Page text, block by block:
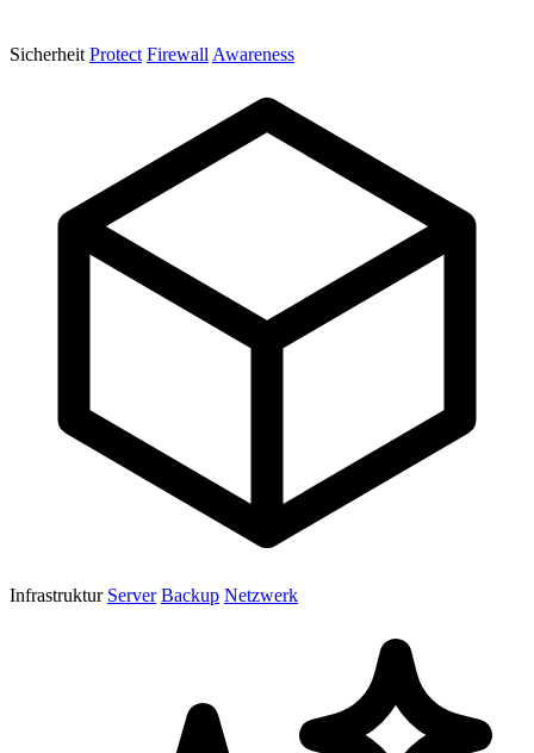
Sicherheit Protect Firewall Awareness
Infrastruktur Server Backup Netzwerk